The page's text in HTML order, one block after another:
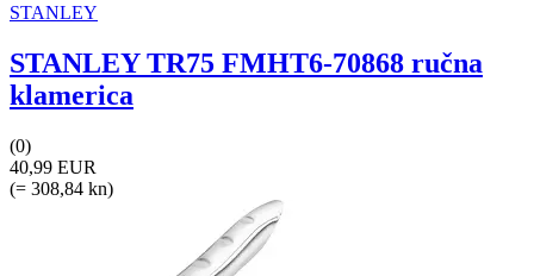
STANLEY
STANLEY TR75 FMHT6-70868 ručna
klamerica
(0)
40,99 EUR
(= 308,84 kn)